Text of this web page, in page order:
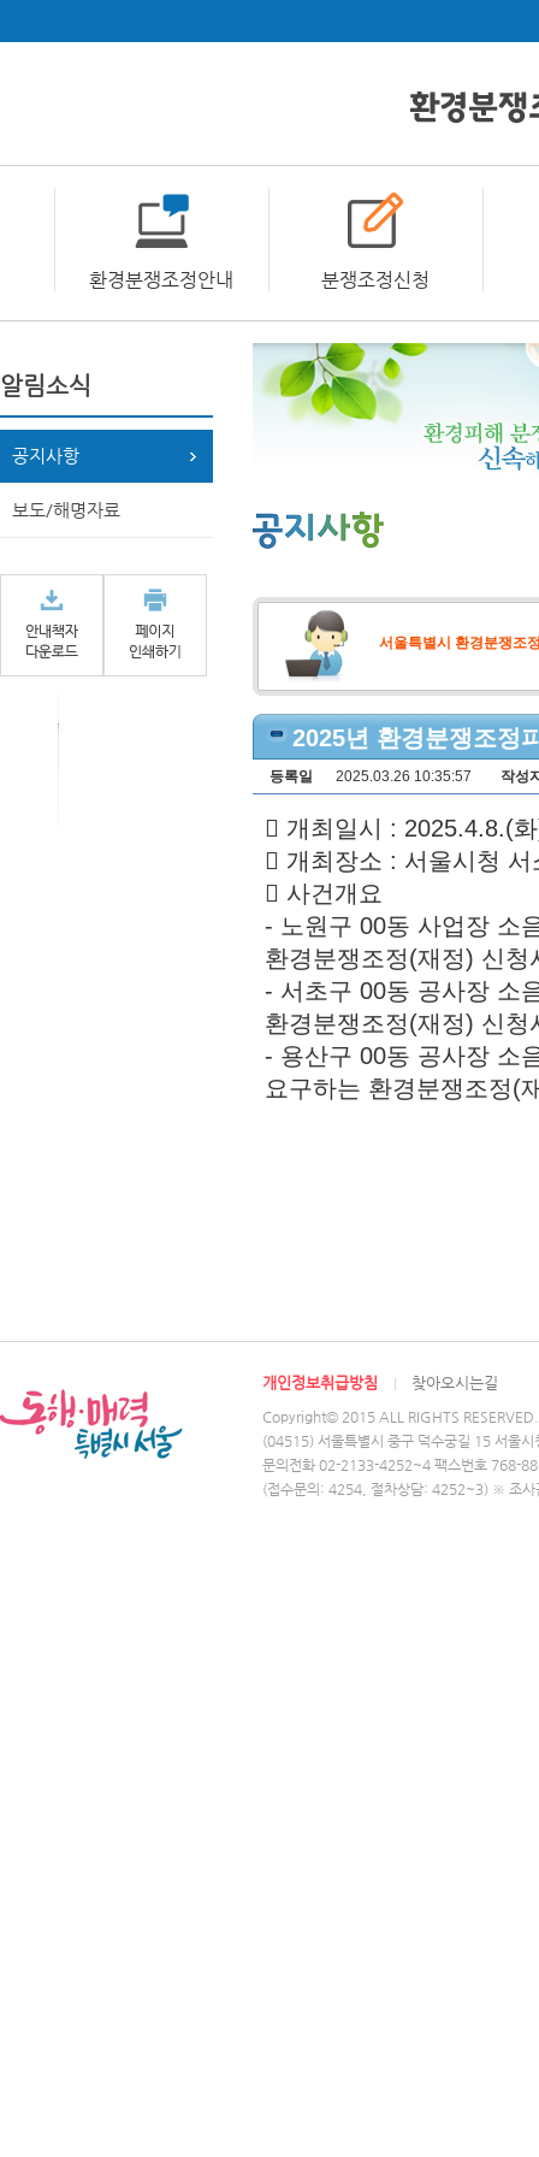
환경분쟁조정안내 분쟁조정신청
알림소식
공지사항
보도/해명자료
서울특별시 환경분쟁조
2025년 환경분쟁조정
등록일 2025.03.26 10:35:57 작성
󰏚 개최일시 : 2025.4.8.(
󰏚 개최장소 : 서울시청
󰏚 사건개요
- 노원구 00동 사업장 소
환경분쟁조정(재정) 신청
- 서초구 00동 공사장 소
환경분쟁조정(재정) 신청
- 용산구 00동 공사장 소
요구하는 환경분쟁조정(
개인정보취급방침 찾아오시는길
Copyright© 2015 ALL RIGHTS RESERVED.
(04515) 서울특별시 중구 덕수궁길 15 서울
문의전화 02-2133-4252~4 팩스번호 768-
(접수문의: 4254, 절차상담: 4252~3) ※ 조사